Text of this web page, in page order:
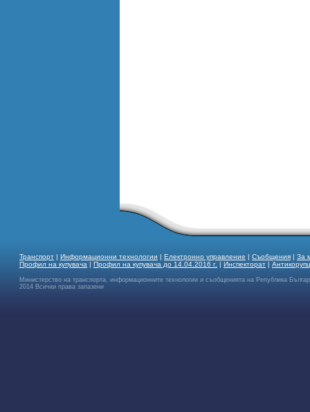
Транспорт | Информационни технологии | Електронно управление | Съобщения | За
Профил на купувача | Профил на купувача до 14.04.2016 г. | Инспекторат |
Министерство на транспорта, информационните технологии и съобщенията на Република
2014 Всички права запазени